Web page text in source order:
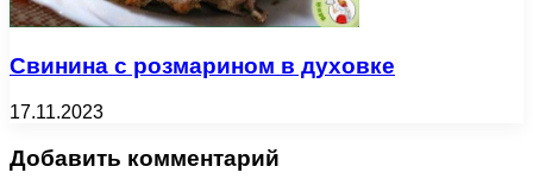
Свинина с розмарином в духовке
17.11.2023
Добавить комментарий